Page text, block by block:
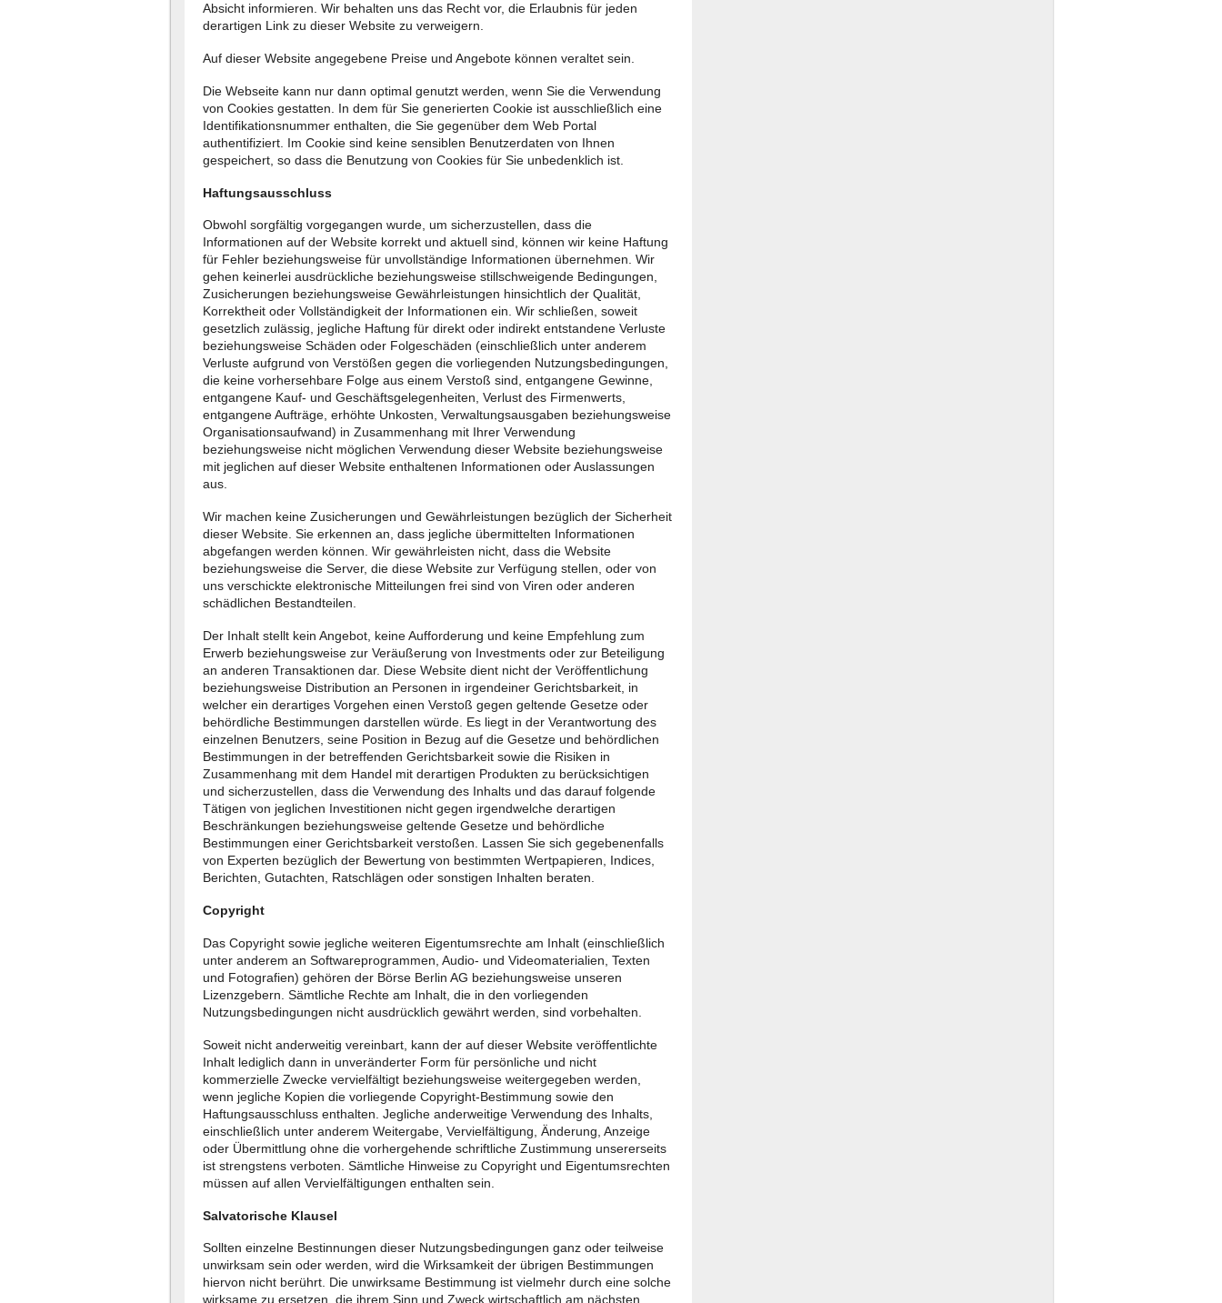
Absicht informieren. Wir behalten uns das Recht vor, die Erlaubnis für jeden
derartigen Link zu dieser Website zu verweigern.
Auf dieser Website angegebene Preise und Angebote können veraltet sein.
Die Webseite kann nur dann optimal genutzt werden, wenn Sie die Verwendung
von Cookies gestatten. In dem für Sie generierten Cookie ist ausschließlich eine
Identifikationsnummer enthalten, die Sie gegenüber dem Web Portal
authentifiziert. Im Cookie sind keine sensiblen Benutzerdaten von Ihnen
gespeichert, so dass die Benutzung von Cookies für Sie unbedenklich ist.
Haftungsausschluss
Obwohl sorgfältig vorgegangen wurde, um sicherzustellen, dass die
Informationen auf der Website korrekt und aktuell sind, können wir keine Haftung
für Fehler beziehungsweise für unvollständige Informationen übernehmen. Wir
gehen keinerlei ausdrückliche beziehungsweise stillschweigende Bedingungen,
Zusicherungen beziehungsweise Gewährleistungen hinsichtlich der Qualität,
Korrektheit oder Vollständigkeit der Informationen ein. Wir schließen, soweit
gesetzlich zulässig, jegliche Haftung für direkt oder indirekt entstandene Verluste
beziehungsweise Schäden oder Folgeschäden (einschließlich unter anderem
Verluste aufgrund von Verstößen gegen die vorliegenden Nutzungsbedingungen,
die keine vorhersehbare Folge aus einem Verstoß sind, entgangene Gewinne,
entgangene Kauf- und Geschäftsgelegenheiten, Verlust des Firmenwerts,
entgangene Aufträge, erhöhte Unkosten, Verwaltungsausgaben beziehungsweise
Organisationsaufwand) in Zusammenhang mit Ihrer Verwendung
beziehungsweise nicht möglichen Verwendung dieser Website beziehungsweise
mit jeglichen auf dieser Website enthaltenen Informationen oder Auslassungen
aus.
Wir machen keine Zusicherungen und Gewährleistungen bezüglich der Sicherheit
dieser Website. Sie erkennen an, dass jegliche übermittelten Informationen
abgefangen werden können. Wir gewährleisten nicht, dass die Website
beziehungsweise die Server, die diese Website zur Verfügung stellen, oder von
uns verschickte elektronische Mitteilungen frei sind von Viren oder anderen
schädlichen Bestandteilen.
Der Inhalt stellt kein Angebot, keine Aufforderung und keine Empfehlung zum
Erwerb beziehungsweise zur Veräußerung von Investments oder zur Beteiligung
an anderen Transaktionen dar. Diese Website dient nicht der Veröffentlichung
beziehungsweise Distribution an Personen in irgendeiner Gerichtsbarkeit, in
welcher ein derartiges Vorgehen einen Verstoß gegen geltende Gesetze oder
behördliche Bestimmungen darstellen würde. Es liegt in der Verantwortung des
einzelnen Benutzers, seine Position in Bezug auf die Gesetze und behördlichen
Bestimmungen in der betreffenden Gerichtsbarkeit sowie die Risiken in
Zusammenhang mit dem Handel mit derartigen Produkten zu berücksichtigen
und sicherzustellen, dass die Verwendung des Inhalts und das darauf folgende
Tätigen von jeglichen Investitionen nicht gegen irgendwelche derartigen
Beschränkungen beziehungsweise geltende Gesetze und behördliche
Bestimmungen einer Gerichtsbarkeit verstoßen. Lassen Sie sich gegebenenfalls
von Experten bezüglich der Bewertung von bestimmten Wertpapieren, Indices,
Berichten, Gutachten, Ratschlägen oder sonstigen Inhalten beraten.
Copyright
Das Copyright sowie jegliche weiteren Eigentumsrechte am Inhalt (einschließlich
unter anderem an Softwareprogrammen, Audio- und Videomaterialien, Texten
und Fotografien) gehören der Börse Berlin AG beziehungsweise unseren
Lizenzgebern. Sämtliche Rechte am Inhalt, die in den vorliegenden
Nutzungsbedingungen nicht ausdrücklich gewährt werden, sind vorbehalten.
Soweit nicht anderweitig vereinbart, kann der auf dieser Website veröffentlichte
Inhalt lediglich dann in unveränderter Form für persönliche und nicht
kommerzielle Zwecke vervielfältigt beziehungsweise weitergegeben werden,
wenn jegliche Kopien die vorliegende Copyright-Bestimmung sowie den
Haftungsausschluss enthalten. Jegliche anderweitige Verwendung des Inhalts,
einschließlich unter anderem Weitergabe, Vervielfältigung, Änderung, Anzeige
oder Übermittlung ohne die vorhergehende schriftliche Zustimmung unsererseits
ist strengstens verboten. Sämtliche Hinweise zu Copyright und Eigentumsrechten
müssen auf allen Vervielfältigungen enthalten sein.
Salvatorische Klausel
Sollten einzelne Bestinnungen dieser Nutzungsbedingungen ganz oder teilweise
unwirksam sein oder werden, wird die Wirksamkeit der übrigen Bestimmungen
hiervon nicht berührt. Die unwirksame Bestimmung ist vielmehr durch eine solche
wirksame zu ersetzen, die ihrem Sinn und Zweck wirtschaftlich am nächsten